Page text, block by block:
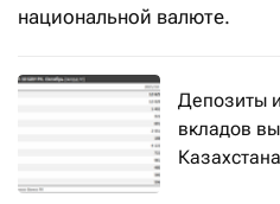
национальной валюте.
Депозиты
вкладов